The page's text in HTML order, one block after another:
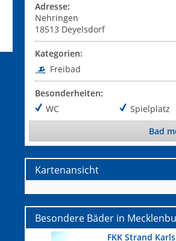
Adresse:
Nehringen
18513 Deyelsdorf
Kategorien:
Freibad
Besonderheiten:
WC
Spielplatz
Bad
Kartenansicht
Besondere Bäder in
FKK Strand